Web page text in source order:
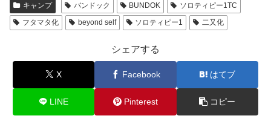
キャンプ バンドック BUNDOK
ソロティピー1TC
フタマタ化
beyond self ソロティピー1 二又化
シェアする
X Facebook はてブ
LINE Pinterest コピー